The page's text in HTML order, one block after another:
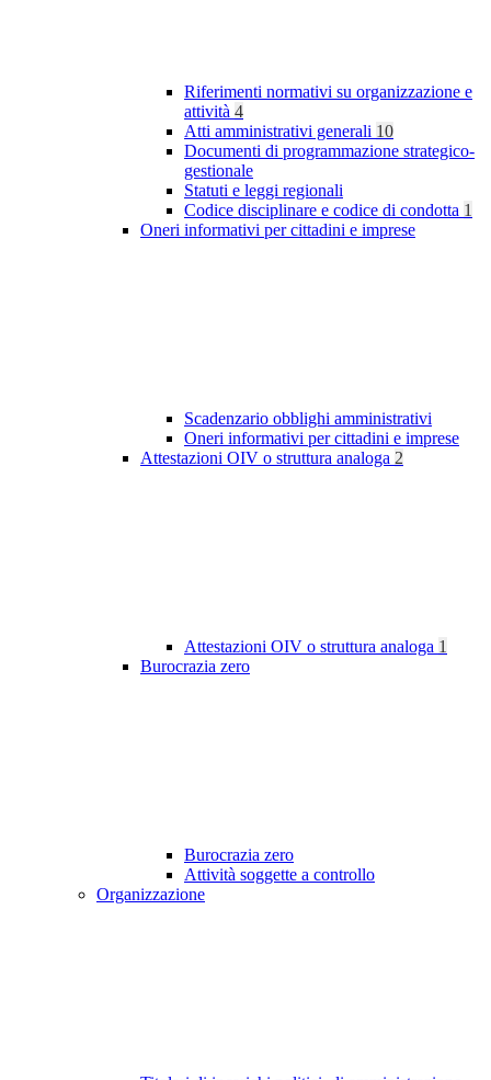
Riferimenti normativi su organizzazione e
attività 4
Atti amministrativi generali 10
Documenti di programmazione strategico-
gestionale
Statuti e leggi regionali
Codice disciplinare e codice di condotta 1
Oneri informativi per cittadini e imprese
Scadenzario obblighi amministrativi
Oneri informativi per cittadini e imprese
Attestazioni OIV o struttura analoga 2
Attestazioni OIV o struttura analoga 1
Burocrazia zero
Burocrazia zero
Attività soggette a controllo
Organizzazione